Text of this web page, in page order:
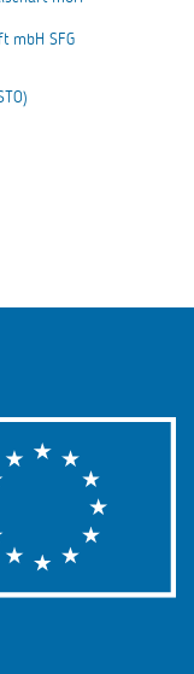
mbH SFG